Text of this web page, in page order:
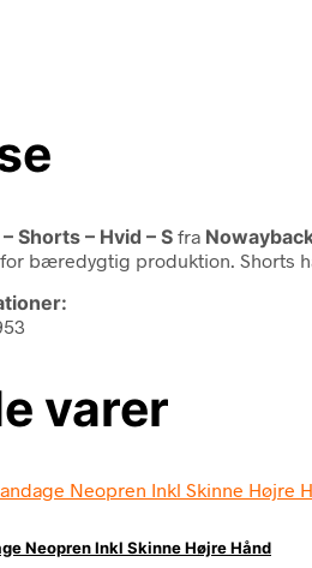
Shorts – Hvid – S fra
bæredygtig produktion. Shorts
varer
Neopren Inkl Skinne Højre Hånd